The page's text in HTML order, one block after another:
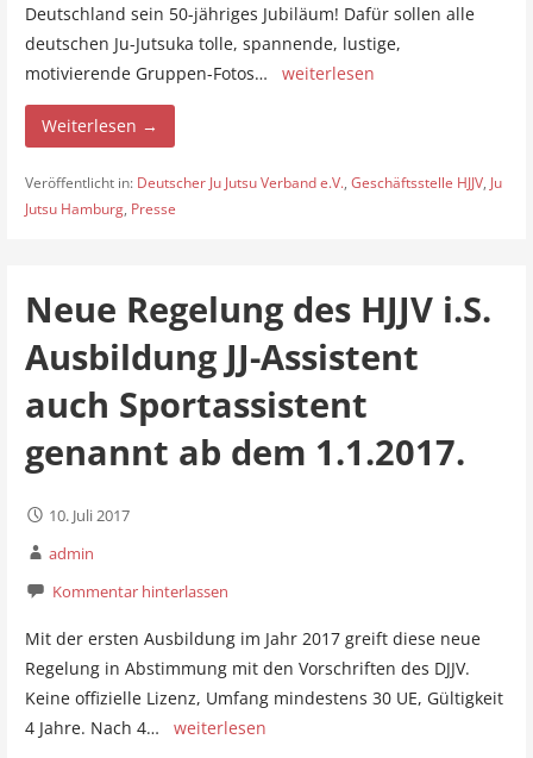
Deutschland sein 50-jähriges Jubiläum! Dafür sollen alle
deutschen Ju-Jutsuka tolle, spannende, lustige,
motivierende Gruppen-Fotos… weiterlesen
Weiterlesen →
Veröffentlicht in: Deutscher Ju Jutsu Verband e.V., Geschäftsstelle HJJV, Ju
Jutsu Hamburg, Presse
Neue Regelung des HJJV i.S.
Ausbildung JJ-Assistent
auch Sportassistent
genannt ab dem 1.1.2017.
10. Juli 2017
admin
Kommentar hinterlassen
Mit der ersten Ausbildung im Jahr 2017 greift diese neue
Regelung in Abstimmung mit den Vorschriften des DJJV.
Keine offizielle Lizenz, Umfang mindestens 30 UE, Gültigkeit
4 Jahre. Nach 4… weiterlesen